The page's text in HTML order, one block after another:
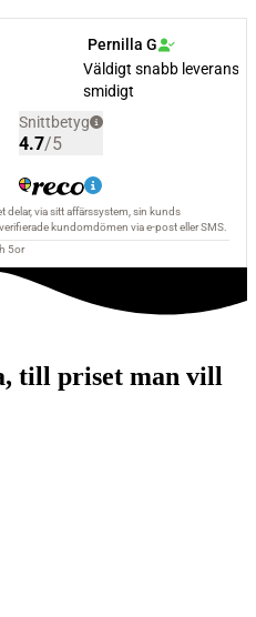
till priset man vill